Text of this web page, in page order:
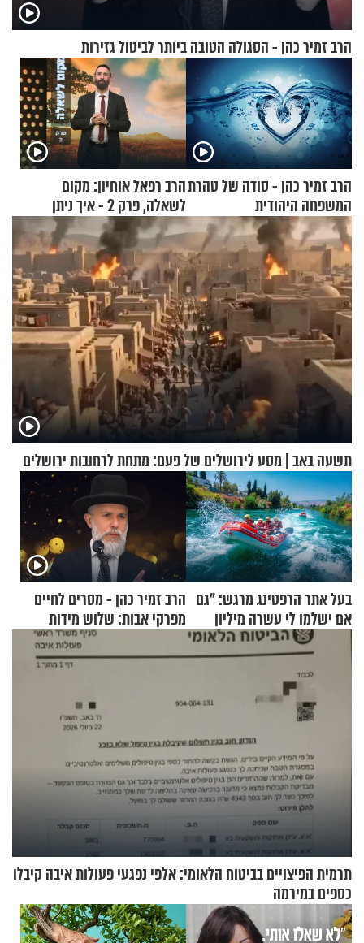
הרב זמיר כהן - הסגולה הטובה ביותר לביטול גזירות
הרב זמיר כהן - סודה של טהרת
המשפחה היהודית
הרב רפאל אוחיון: מקום
לשאלה, פרק 2 - איך ניתן
להוכיח שהתורה משמיים?
תשעה באב | מסע לירושלים של פעם: מתחת לרחובות ירושלים
בעל אתר הרפטינג מרגש: "גם
אם ישלמו לי עשרה מיליון
שקלים - לא אפתח בשבת"
הרב זמיר כהן - מסרים לחיים
מפרקי אבות: שלוש מידות
תרמית הפיצויים בביטוח הלאומי: אלפי נפגעי פעולות איבה קיבלו
כספים במירמה